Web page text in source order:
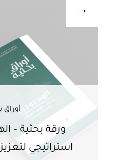
أوراق
ورقة بحثية –
استراتيجي